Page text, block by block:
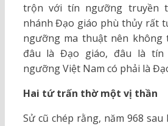
trộn với tín ngưỡng truyền
nhánh Đạo giáo phù thủy rất
ngưỡng ma thuật nên không
đâu là Đạo giáo, đâu là tín
ngưỡng Việt Nam có phải là
Hai tứ trấn thờ một vị thần
Sử cũ chép rằng, năm 968